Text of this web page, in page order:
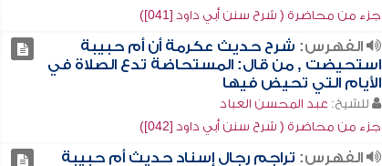
جزء من محاضرة ( شرح سنن أبي داود [041])
الفهرس: شرح حديث عكرمة أن أم حبيبة
استحيضت , من قال: المستحاضة تدع الصلاة في
الأيام التي تحيض فيها
للشيخ: عبد المحسن العباد
جزء من محاضرة ( شرح سنن أبي داود [042])
الفهرس: تراجم رجال إسناد حديث أم حبيبة